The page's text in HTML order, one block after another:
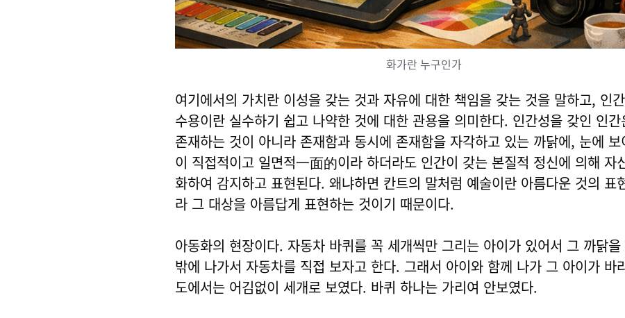
화가란 누구인가
여기에서의 가치란 이성을 갖는 것과 자유에 대한 책임을 갖는 것을 말하고, 인
수용이란 실수하기 쉽고 나약한 것에 대한 관용을 의미한다. 인간성을 갖인 인
존재하는 것이 아니라 존재함과 동시에 존재함을 자각하고 있는 까닭에, 눈에
이 직접적이고 일면적一面的이라 하더라도 인간이 갖는 본질적 정신에 의해 자
화하여 감지하고 표현된다. 왜냐하면 칸트의 말처럼 예술이란 아름다운 것의 표
라 그 대상을 아름답게 표현하는 것이기 때문이다.
아동화의 현장이다. 자동차 바퀴를 꼭 세개씩만 그리는 아이가 있어서 그 까닭을
밖에 나가서 자동차를 직접 보자고 한다. 그래서 아이와 함께 나가 그 아이가 바
도에서는 어김없이 세개로 보였다. 바퀴 하나는 가리여 안보였다.